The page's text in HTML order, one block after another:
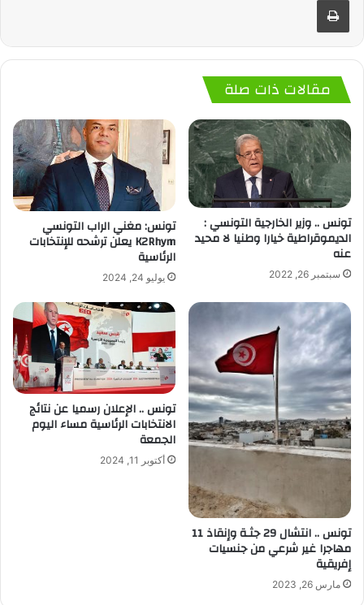
مقالات ذات صلة
تونس .. وزير الخارجية التونسي :
الديموقراطية خيارا وطنيا لا محيد
عنه
سبتمبر 26, 2022
تونس: مغني الراب التونسي
K2Rhym يعلن ترشحه للإنتخابات
الرئاسية
يوليو 24, 2024
تونس .. انتشال 29 جثـة وإنقاذ 11
مهاجرا غير شرعي من جنسيات
إفريقية
مارس 26, 2023
تونس .. الإعلان رسميا عن نتائج
الانتخابات الرئاسية مساء اليوم
الجمعة
أكتوبر 11, 2024